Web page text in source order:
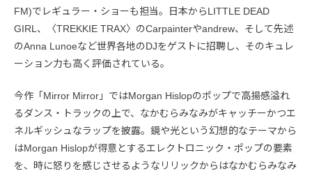
FM)でレギュラー・ショーも担当。日本からLITTLE DEAD
GIRL、〈TREKKIE TRAX〉のCarpainterやandrew、そして先述
のAnna Lunoeなど世界各地のDJをゲストに招聘し、そのキュレ
ーション力も高く評価されている。
今作「Mirror Mirror」ではMorgan Hislopのポップで高揚感溢れ
るダンス・トラックの上で、なかむらみなみがキャッチーかつエ
ネルギッシュなラップを披露。鏡や光という幻想的なテーマから
はMorgan Hislopが得意とするエレクトロニック・ポップの要素
を、時に怒りを感じさせるようなリリックからはなかむらみなみ